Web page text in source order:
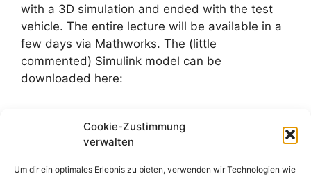
Cookie-Zustimmung
verwalten
Um dir ein optimales Erlebnis zu bieten, verwenden wir Technologien wie
with a 3D simulation and ended with the test
vehicle. The entire lecture will be available in a
few days via Mathworks. The (little
commented) Simulink model can be
downloaded here: